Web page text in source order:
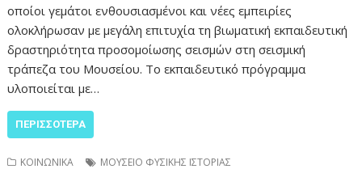
οποίοι γεμάτοι ενθουσιασμένοι και νέες εμπειρίες
ολοκλήρωσαν με μεγάλη επιτυχία τη βιωματική εκπαιδευτική
δραστηριότητα προσομοίωσης σεισμών στη σεισμική
τράπεζα του Μουσείου. Το εκπαιδευτικό πρόγραμμα
υλοποιείται με…
ΠΕΡΙΣΣΌΤΕΡΑ
ΚΟΙΝΩΝΙΚΑ
ΜΟΥΣΕΙΟ ΦΥΣΙΚΗΣ ΙΣΤΟΡΙΑΣ